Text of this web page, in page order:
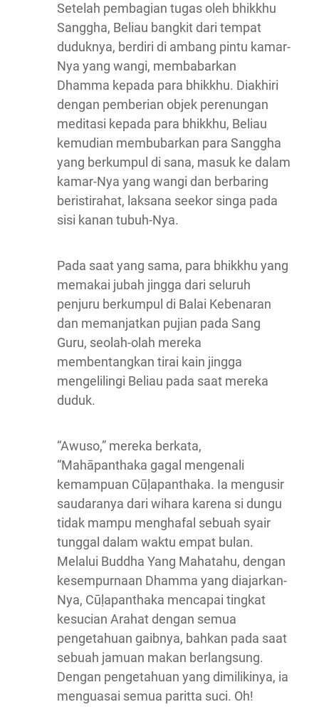
Setelah pembagian tugas oleh bhikkhu
Sanggha, Beliau bangkit dari tempat
duduknya, berdiri di ambang pintu kamar-
Nya yang wangi, membabarkan
Dhamma kepada para bhikkhu. Diakhiri
dengan pemberian objek perenungan
meditasi kepada para bhikkhu, Beliau
kemudian membubarkan para Sanggha
yang berkumpul di sana, masuk ke dalam
kamar-Nya yang wangi dan berbaring
beristirahat, laksana seekor singa pada
sisi kanan tubuh-Nya.
Pada saat yang sama, para bhikkhu yang
memakai jubah jingga dari seluruh
penjuru berkumpul di Balai Kebenaran
dan memanjatkan pujian pada Sang
Guru, seolah-olah mereka
membentangkan tirai kain jingga
mengelilingi Beliau pada saat mereka
duduk.
“Awuso,” mereka berkata,
“Mahāpanthaka gagal mengenali
kemampuan Cūḷapanthaka. Ia mengusir
saudaranya dari wihara karena si dungu
tidak mampu menghafal sebuah syair
tunggal dalam waktu empat bulan.
Melalui Buddha Yang Mahatahu, dengan
kesempurnaan Dhamma yang diajarkan-
Nya, Cūḷapanthaka mencapai tingkat
kesucian Arahat dengan semua
pengetahuan gaibnya, bahkan pada saat
sebuah jamuan makan berlangsung.
Dengan pengetahuan yang dimilikinya, ia
menguasai semua paritta suci. Oh!